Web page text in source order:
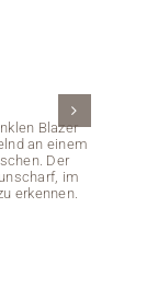
Blazer
an einem
Der
im
erkennen.